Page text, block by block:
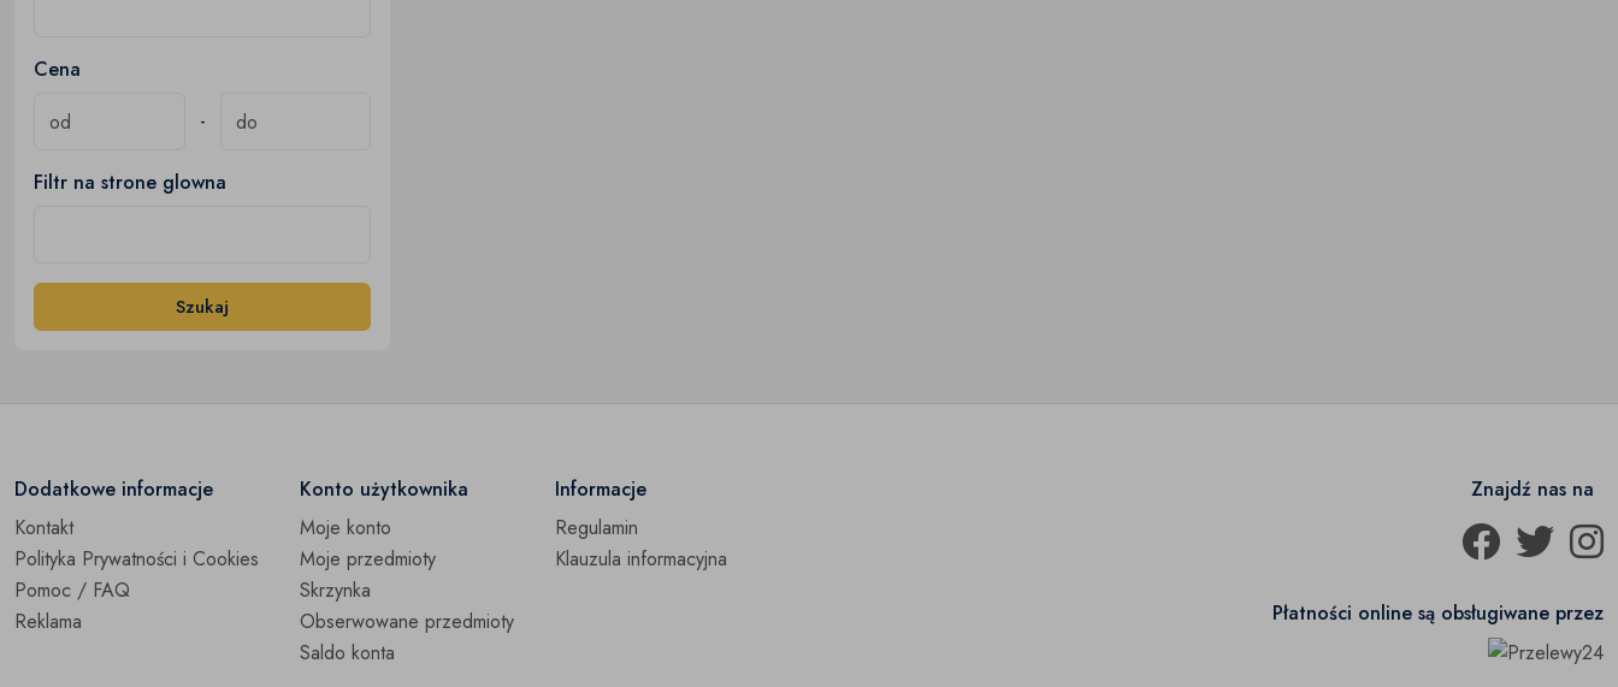
Cena
-
Filtr na strone glowna
Szukaj
Dodatkowe informacje
Kontakt
Polityka Prywatności i Cookies
Pomoc / FAQ
Reklama
Konto użytkownika
Moje konto
Moje przedmioty
Skrzynka
Obserwowane przedmioty
Saldo konta
Informacje
Regulamin
Klauzula informacyjna
Znajdź nas na
Płatności online są obsługiwane przez